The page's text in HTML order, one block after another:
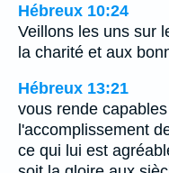
Hébreux 10:24
Veillons les uns sur
la charité et aux
Hébreux 13:21
vous rende
l'accomplissement
ce qui lui est